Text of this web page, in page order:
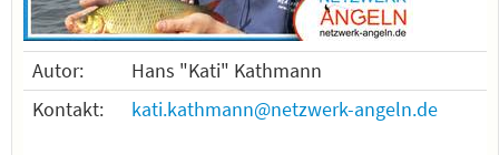
Autor:
Hans "Kati" Kathmann
Kontakt:
kati.kathmann@netzwerk-angeln.de